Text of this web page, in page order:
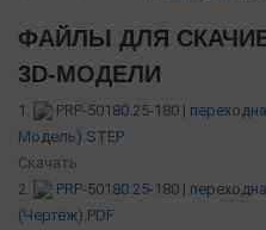
ФАЙЛЫ ДЛЯ
3D-МОДЕЛИ
1.
PRP-50180.25-180 |
Модель).STEP
Скачать
2.
PRP-50180.25-180 |
(Чертёж).PDF